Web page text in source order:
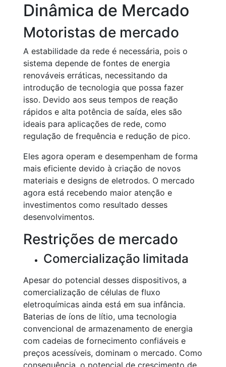
Dinâmica de Mercado
Motoristas de mercado
A estabilidade da rede é necessária, pois o
sistema depende de fontes de energia
renováveis erráticas, necessitando da
introdução de tecnologia que possa fazer
isso. Devido aos seus tempos de reação
rápidos e alta potência de saída, eles são
ideais para aplicações de rede, como
regulação de frequência e redução de pico.
Eles agora operam e desempenham de forma
mais eficiente devido à criação de novos
materiais e designs de eletrodos. O mercado
agora está recebendo maior atenção e
investimentos como resultado desses
desenvolvimentos.
Restrições de mercado
Comercialização limitada
Apesar do potencial desses dispositivos, a
comercialização de células de fluxo
eletroquímicas ainda está em sua infância.
Baterias de íons de lítio, uma tecnologia
convencional de armazenamento de energia
com cadeias de fornecimento confiáveis e
preços acessíveis, dominam o mercado. Como
consequência, o potencial de crescimento de